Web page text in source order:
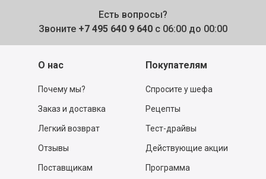
Есть вопросы?
Звоните +7 495 640 9 640 с 06:00 до 00:00
О нас
Почему мы?
Заказ и доставка
Легкий возврат
Отзывы
Поставщикам
Покупателям
Спросите у шефа
Рецепты
Тест-драйвы
Действующие акции
Программа